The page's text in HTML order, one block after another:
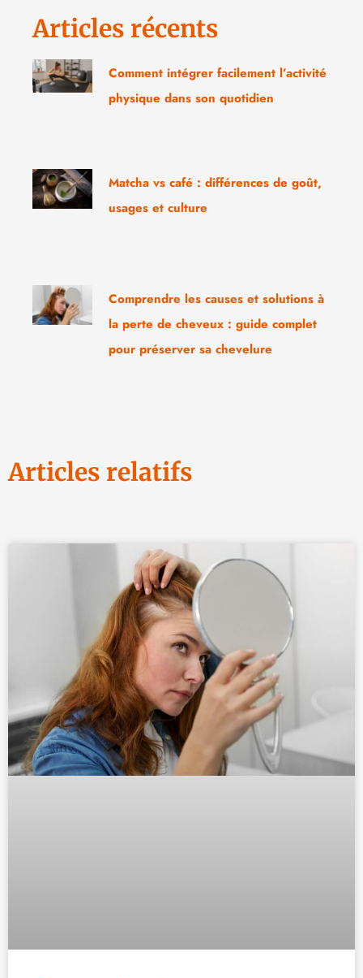
Articles récents
Comment intégrer facilement l’activité
physique dans son quotidien
Matcha vs café : différences de goût,
usages et culture
Comprendre les causes et solutions à
la perte de cheveux : guide complet
pour préserver sa chevelure
Articles relatifs